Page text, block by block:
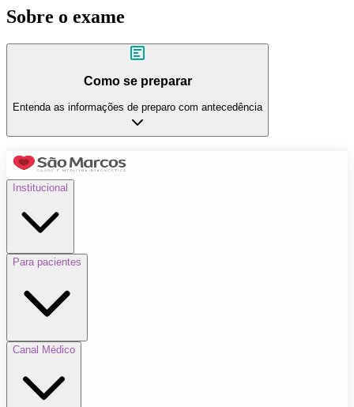
Sobre o exame
Como se preparar
Entenda as informações de preparo com antecedência
Institucional
Para pacientes
Canal Médico